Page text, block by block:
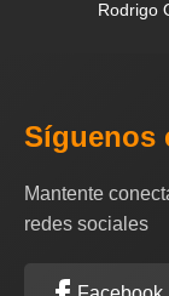
Rodrigo
Síguenos
Mantente
redes sociales